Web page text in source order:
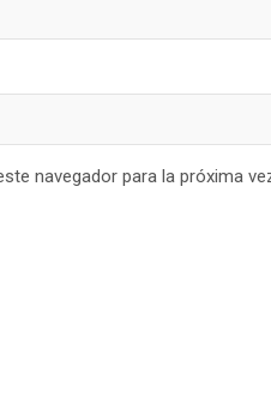
navegador para la próxima